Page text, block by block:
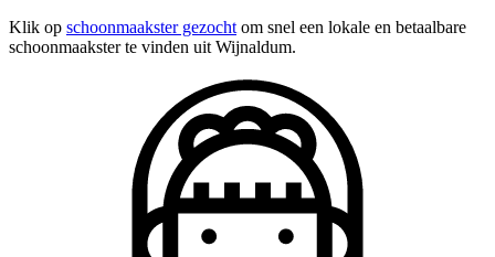
Klik op schoonmaakster gezocht om snel een lokale en betaalbare
schoonmaakster te vinden uit Wijnaldum.